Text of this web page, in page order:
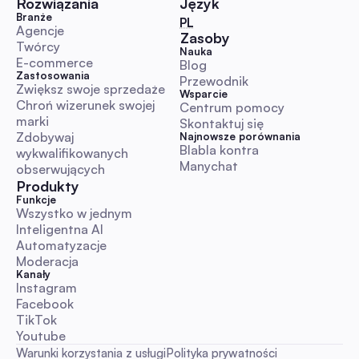
autentyczność.
Automatyzacja komentarzy i wiadomości
Przewodnik na Światowy Dzień Życzliwości 2025:
Zwiększ zaangażowanie dzięki automatyzacji dla
australijskich menedżerów społecznościowych
Praktyczny przewodnik gotowy do realizacji z kalendarzem
strefie czasowej Australii, skryptami DM/komentarzy do
zasadami eskalacji i automatyzacji przepływów pracy.
czas i prowadź kampanie życzliwości z szablonami KPI oraz
kontrolnymi prawnymi i etycznymi.
Automatyzacja komentarzy i wiadomości
subskrypcja chatgpt: kompletny przewodnik po
2026 dotyczący automatyzacji społecznej i ROI dla
marketerów
Praktyczny przewodnik skoncentrowany na Australii,
Branże
Agencje
Twórcy
E-commerce
Zastosowania
Zwiększ swoje sprzedaże
Chroń wizerunek swojej
marki
Zdobywaj
wykwalifikowanych
obserwujących
Produkty
Funkcje
Wszystko w jednym
Inteligentna AI
Automatyzacje
Moderacja
Kanały
Instagram
Facebook
TikTok
Youtube
Zasoby
Nauka
Blog
Przewodnik
Wsparcie
Centrum pomocy
Skontaktuj się
Najnowsze porównania
Blabla kontra
Manychat
PL
Warunki korzystania z usługiPolityka prywatności